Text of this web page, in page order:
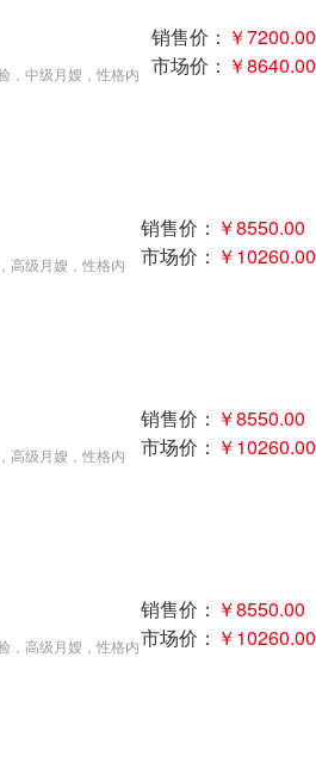
销售价： ￥7200.00
市场价： ￥8640.00
，中级月嫂，性格内
销售价： ￥8550.00
市场价： ￥10260.00
高级月嫂，性格内
销售价： ￥8550.00
市场价： ￥10260.00
高级月嫂，性格内
销售价： ￥8550.00
市场价： ￥10260.00
，高级月嫂，性格内